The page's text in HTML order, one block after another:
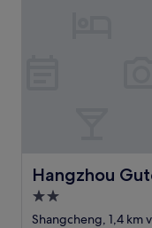
Hangzhou
Hangzhou
2.0-
Sterne-
Shangcheng, 1,4 km